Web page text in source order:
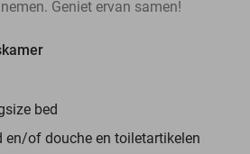
Geniet ervan samen!
bed
en/of douche en toiletartikelen